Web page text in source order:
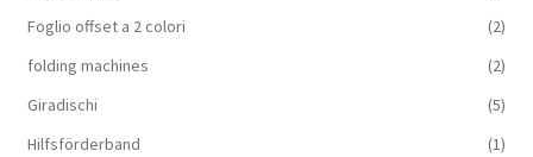
Foglio offset a 2 colori
(2)
folding machines
(2)
Giradischi
(5)
Hilfsförderband
(1)